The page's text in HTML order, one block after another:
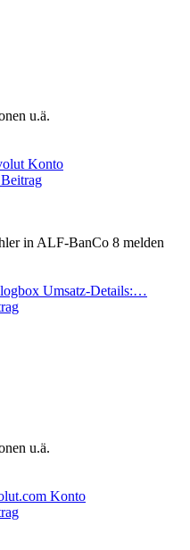
u.ä.
Konto
in ALF-BanCo 8 melden
Umsatz-Details:…
u.ä.
Konto